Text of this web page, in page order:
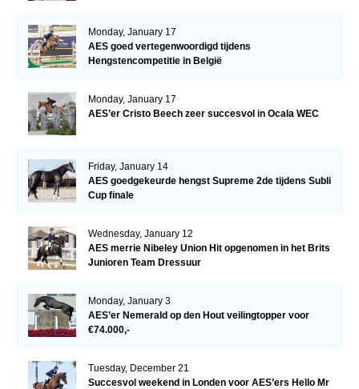
Monday, January 17
AES goed vertegenwoordigd tijdens
Hengstencompetitie in België
Monday, January 17
AES’er Cristo Beech zeer succesvol in Ocala WEC
Friday, January 14
AES goedgekeurde hengst Supreme 2de tijdens Subli
Cup finale
Wednesday, January 12
AES merrie Nibeley Union Hit opgenomen in het Brits
Junioren Team Dressuur
Monday, January 3
AES’er Nemerald op den Hout veilingtopper voor
€74.000,-
Tuesday, December 21
Succesvol weekend in Londen voor AES’ers Hello Mr